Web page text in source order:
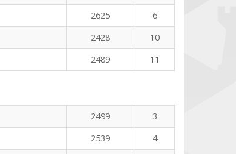
2625
6
2428
10
2489 11
2499
3
2539
4